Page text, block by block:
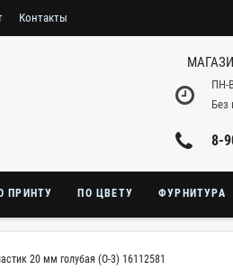
Контакты
ПН-
Без
8-
ПРИНТУ ПО ЦВЕТУ ФУРНИТУРА
20 мм голубая (О-3) 16112581